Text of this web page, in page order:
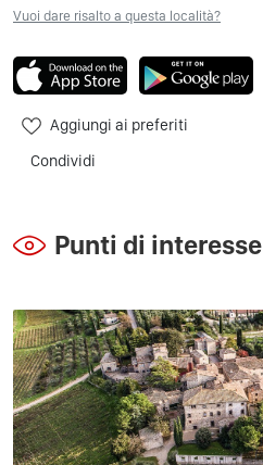
Vuoi dare risalto a questa località?
Aggiungi ai preferiti
Condividi
Punti di interesse